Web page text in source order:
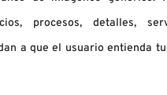
procesos, detalles,
a que el usuario entienda